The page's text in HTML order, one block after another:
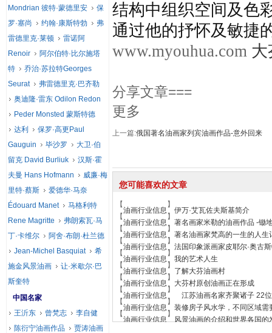
结构中组织空间及色
通过他的抒怀及敏捷
www.myouhua.com 大
分享文章===
更多
上一篇:俄国著名油画家列宾油画作品-意外回来
您可能喜欢的文章
【油画行业信息 】 伊万·艾瓦佐夫斯基简介
【油画行业信息 】 著名画家米勒的油画作品 -锄
【油画行业信息 】 著名油画家梵高的一生的人生
【油画行业信息 】 法国印象派画家皮耶尔·奥古
【油画行业信息 】 我的艺术人生
【油画行业信息 】 了解大芬油画村
【油画行业信息 】 大芬村原创油画正在形成
【油画行业信息 】 江苏油画名家齐聚诸子 22
【油画行业信息 】 装修房子风水学，不同区域需
【油画行业信息】 风景油画的介绍和世界各国的
Mondrian 彼特·蒙德里安
保
罗·塞尚
约翰·康斯特勃
弗
雷德里克·莱顿
雷诺阿
Renoir
阿尔伯特·比尔施塔
特
乔治·苏拉特Georges
Seurat
弗雷德里克·巴齐勒
奥迪隆·雷东 Odilon Redon
Peder Monsted 蒙斯特德
达利
保罗·高更Paul
Gauguin
毕沙罗
大卫·伯
留克 David Burliuk
汉斯·霍
夫曼 Hans Hofmann
威廉·梅
里特·蔡斯
爱德华·马奈
Édouard Manet
马格利特
Rene Magritte
弗朗索瓦·马
丁·卡维尔
阿舍·布朗·杜兰德
Jean-Michel Basquiat
希
施金风景油画
让·米歇尔·巴
斯奎特
中国名家
王沂东
曾梵志
李自健
陈衍宁油画作品
贾涛油画